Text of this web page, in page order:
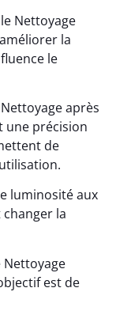
Nettoyage
la
le
après
une précision
de
luminosité aux
la
Nettoyage
est de